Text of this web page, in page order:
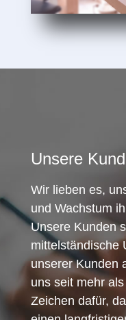
Unsere
Wir lieben es,
und Wachstum
Unsere Kunden
mittelständische
unserer Kunden
uns seit mehr
Zeichen dafür,